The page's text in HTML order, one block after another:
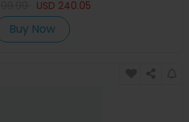
USD 240.05
Buy Now